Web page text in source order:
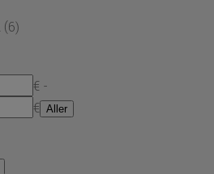
(6)
€ -
€ Aller